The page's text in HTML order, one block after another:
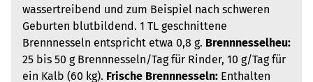
wassertreibend und zum Beispiel nach schweren
Geburten blutbildend. 1 TL geschnittene
Brennnesseln entspricht etwa 0,8 g. Brennnesselheu:
25 bis 50 g Brennnesseln/Tag für Rinder, 10 g/Tag für
ein Kalb (60 kg). Frische Brennnesseln: Enthalten